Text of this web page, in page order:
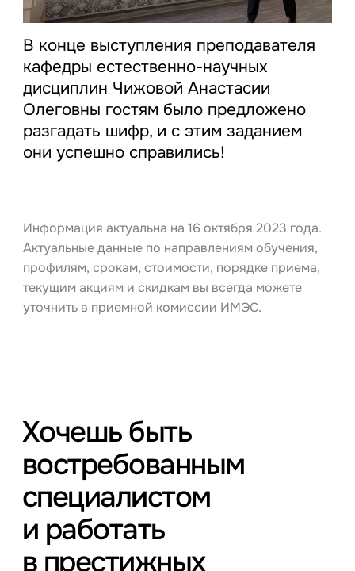
В конце выступления преподавателя
кафедры естественно-научных
дисциплин Чижовой Анастасии
Олеговны гостям было предложено
разгадать шифр, и с этим заданием
они успешно справились!
Информация актуальна на 16 октября 2023 года.
Актуальные данные по направлениям обучения,
профилям, срокам, стоимости, порядке приема,
текущим акциям и скидкам вы всегда можете
уточнить в приемной комиссии ИМЭС.
Хочешь быть
востребованным
специалистом
и работать
в престижных